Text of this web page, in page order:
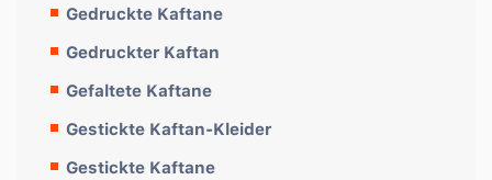
Gedruckte Kaftane
Gedruckter Kaftan
Gefaltete Kaftane
Gestickte Kaftan-Kleider
Gestickte Kaftane